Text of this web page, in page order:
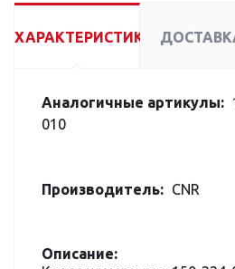
ХАРАКТЕРИСТИКИ
Аналогичные артикулы:
010
Производитель: CNR
Описание: